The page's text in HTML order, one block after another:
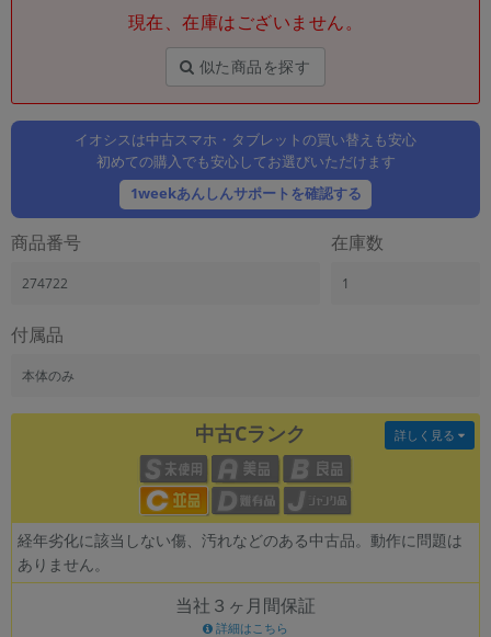
現在、在庫はございません。
似た商品を探す
イオシスは中古スマホ・タブレットの買い替えも安心
初めての購入でも安心してお選びいただけます
1weekあんしんサポートを確認する
商品番号
274722
在庫数
1
付属品
本体のみ
中古Cランク
経年劣化に該当しない傷、汚れなどのある中古品。動作に問題は
ありません。
詳しく見る
当社３ヶ月間保証
詳細はこちら
製造、販売メーカーの絞り込み
「Apple」「SONY」「SHARP」など
商品の搭載機能による絞り込み
ドライブ
ドライブの絞り込み
ランク
商品状態の絞り込み
メモリ